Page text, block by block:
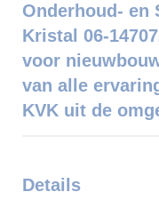
Onderhoud- en
Kristal 06-
voor
van alle
KVK uit de
Details